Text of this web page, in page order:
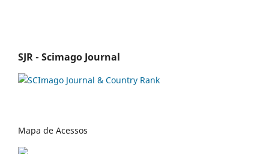
SJR - Scimago Journal
Mapa de Acessos